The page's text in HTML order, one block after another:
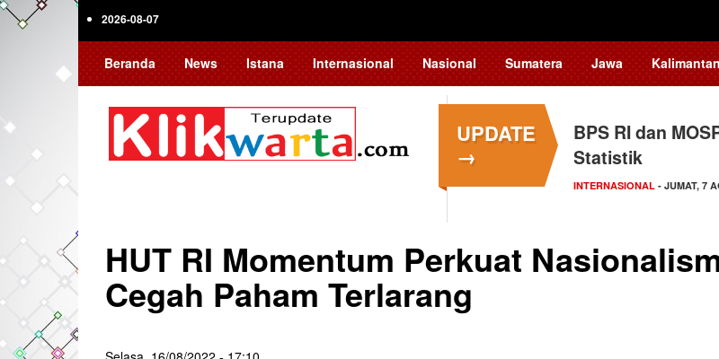
Skip
2026-08-07
Beranda News Istana Internasional Nasional Sumatera Jawa Kalimantan
UPDATE
→
BPS RI dan
Statistik
INTERNASIONAL - JUMAT, 7
HUT RI Momentum Perkuat
Cegah Paham Terlarang